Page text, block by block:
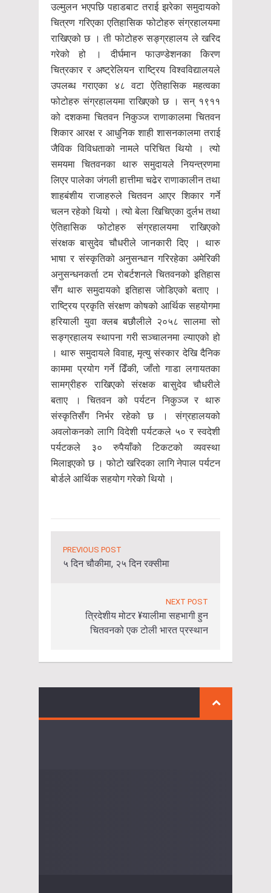
उल्मुलन भएपछि पहाडबाट तराई झरेका समुदायको
चित्रण गरिएका एतिहासिक फोटोहरु संग्रहालयमा
राखिएको छ । ती फोटोहरु सङ्ग्रहालय ले खरिद
गरेको हो । दीर्घमान फाउण्डेशनका किरण
चित्रकार र अष्ट्रेलियन राष्ट्रिय विश्वविद्यालयले
उपलब्ध गराएका ४८ वटा ऐतिहासिक महत्वका
फोटोहरु संग्रहालयमा राखिएको छ । सन् १९११
को दशकमा चितवन निकुञ्ज राणाकालमा चितवन
शिकार आरक्ष र आधुनिक शाही शासनकालमा तराई
जैविक विविधताको नामले परिचित थियो । त्यो
समयमा चितवनका थारु समुदायले नियन्त्रणमा
लिएर पालेका जंगली हात्तीमा चढेर राणाकालीन तथा
शाहबंशीय राजाहरुले चितवन आएर शिकार गर्ने
चलन रहेको थियो । त्यो बेला खिचिएका दुर्लभ तथा
ऐतिहासिक फोटोहरु संंग्रहालयमा राखिएको
संरक्षक बासुदेव चौधरीले जानकारी दिए । थारु
भाषा र संस्कृतिको अनुसन्धान गरिरहेका अमेरिकी
अनुसन्धनकर्ता टम रोबर्टशनले चितवनको इतिहास
सँग थारु समुदायको इतिहास जोडिएको बताए ।
राष्ट्रिय प्रकृति संरक्षण कोषको आर्थिक सहयोगमा
हरियाली युवा क्लब बछौलीले २०५८ सालमा सो
सङ्ग्रहालय स्थापना गरी सञ्चालनमा ल्याएको हो
। थारु समुदायले विवाह, मृत्यु संस्कार देखि दैनिक
काममा प्रयोग गर्ने ढिँकी, जाँतो गाडा लगायतका
सामग्रीहरु राखिएको संरक्षक बासुदेव चौधरीले
बताए । चितवन को पर्यटन निकुञ्ज र थारु
संस्कृतिसँग निर्भर रहेको छ । संग्रहालयको
अवलोकनको लागि विदेशी पर्यटकले ५० र स्वदेशी
पर्यटकले ३० रुपैयाँको टिकटको व्यवस्था
मिलाइएको छ । फोटो खरिदका लागि नेपाल पर्यटन
बोर्डले आर्थिक सहयोग गरेको थियो ।
PREVIOUS POST
५ दिन चौकीमा, २५ दिन रक्सीमा
NEXT POST
त्रिदेशीय मोटर ¥यालीमा सहभागी हुन
चितवनको एक टोली भारत प्रस्थान